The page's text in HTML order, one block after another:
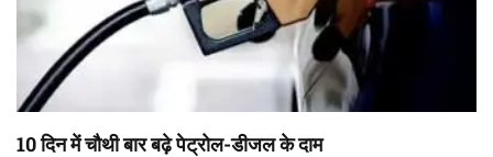
10 दिन में चौथी बार बढ़े पेट्रोल-डीजल के दाम